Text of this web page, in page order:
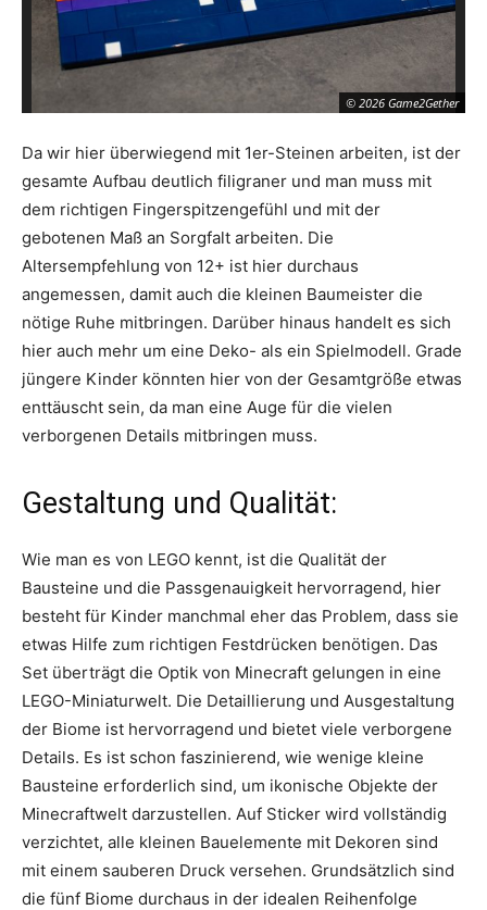
© 2026 Game2Gether
Da wir hier überwiegend mit 1er-Steinen arbeiten, ist der
gesamte Aufbau deutlich filigraner und man muss mit
dem richtigen Fingerspitzengefühl und mit der
gebotenen Maß an Sorgfalt arbeiten. Die
Altersempfehlung von 12+ ist hier durchaus
angemessen, damit auch die kleinen Baumeister die
nötige Ruhe mitbringen. Darüber hinaus handelt es sich
hier auch mehr um eine Deko- als ein Spielmodell. Grade
jüngere Kinder könnten hier von der Gesamtgröße etwas
enttäuscht sein, da man eine Auge für die vielen
verborgenen Details mitbringen muss.
Gestaltung und Qualität:
Wie man es von LEGO kennt, ist die Qualität der
Bausteine und die Passgenauigkeit hervorragend, hier
besteht für Kinder manchmal eher das Problem, dass sie
etwas Hilfe zum richtigen Festdrücken benötigen. Das
Set überträgt die Optik von Minecraft gelungen in eine
LEGO-Miniaturwelt. Die Detaillierung und Ausgestaltung
der Biome ist hervorragend und bietet viele verborgene
Details. Es ist schon faszinierend, wie wenige kleine
Bausteine erforderlich sind, um ikonische Objekte der
Minecraftwelt darzustellen. Auf Sticker wird vollständig
verzichtet, alle kleinen Bauelemente mit Dekoren sind
mit einem sauberen Druck versehen. Grundsätzlich sind
die fünf Biome durchaus in der idealen Reihenfolge